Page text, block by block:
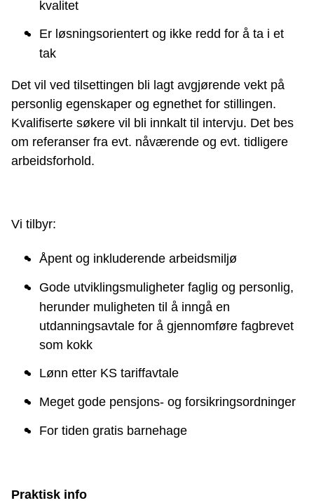
kvalitet
Er løsningsorientert og ikke redd for å ta i et
tak
Det vil ved tilsettingen bli lagt avgjørende vekt på
personlig egenskaper og egnethet for stillingen.
Kvalifiserte søkere vil bli innkalt til intervju. Det bes
om referanser fra evt. nåværende og evt. tidligere
arbeidsforhold.
Vi tilbyr:
Åpent og inkluderende arbeidsmiljø
Gode utviklingsmuligheter faglig og personlig,
herunder muligheten til å inngå en
utdanningsavtale for å gjennomføre fagbrevet
som kokk
Lønn etter KS tariffavtale
Meget gode pensjons- og forsikringsordninger
For tiden gratis barnehage
Praktisk info